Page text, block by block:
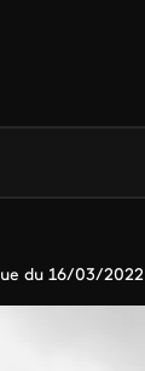
du 16/03/2022